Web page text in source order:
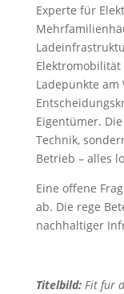
Experte für
Ladepunkte
Eigentümer.
Technik,
Betrieb – alles
Eine offene
ab. Die rege
nachhaltiger
Titelbild:Fit fur